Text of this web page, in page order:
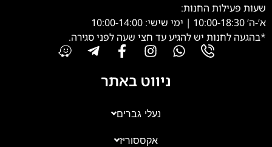
שעות פעילות החנות:
א’-ה’ 10:00-18:30 | ימי שישי: 10:00-14:00
*בהגעה לחנות יש להגיע עד חצי שעה לפני סגירה.
ניווט באתר
נעלי גברים
אקססוריז